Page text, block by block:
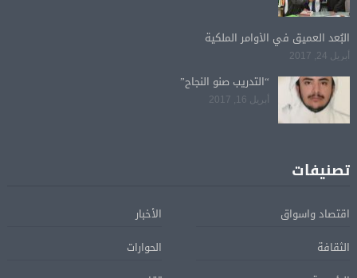
البُعد العميق في الأوامر الملكية
أبريل 24, 2017
“التدريب صنو النجاح”
أبريل 16, 2017
تصنيفات
اقتصاد واسواق
الأخبار
الثقافة
الحوارات